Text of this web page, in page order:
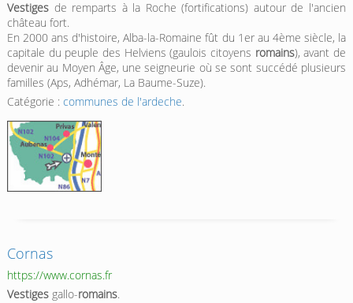
Vestigesde remparts à la Roche (fortifications) autour de l'ancien
château fort.
En 2000 ans d'histoire, Alba-la-Romaine fût du 1er au 4ème siècle, la
capitale du peuple des Helviens (gaulois citoyens romains), avant de
devenir au Moyen Âge, une seigneurie où se sont succédé plusieurs
familles (Aps, Adhémar, La Baume-Suze).
Catégorie : communes de l'ardeche.
Cornas
https://www.cornas.fr
Vestigesgallo-romains.